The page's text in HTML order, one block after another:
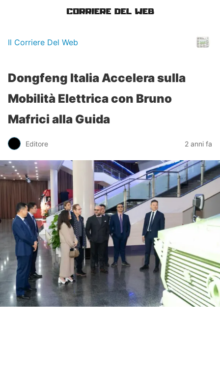
Il Corriere Del Web
Dongfeng Italia Accelera sulla
Mobilità Elettrica con Bruno
Mafrici alla Guida
Editore 2 anni fa